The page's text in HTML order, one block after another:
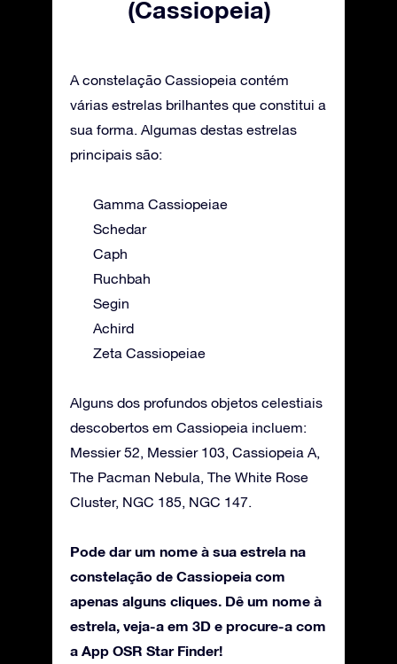
(Cassiopeia)
A constelação Cassiopeia contém
várias estrelas brilhantes que constitui a
sua forma. Algumas destas estrelas
principais são:
Gamma Cassiopeiae
Schedar
Caph
Ruchbah
Segin
Achird
Zeta Cassiopeiae
Alguns dos profundos objetos celestiais
descobertos em Cassiopeia incluem:
Messier 52, Messier 103, Cassiopeia A,
The Pacman Nebula, The White Rose
Cluster, NGC 185, NGC 147.
Pode dar um nome à sua estrela na
constelação de Cassiopeia com
apenas alguns cliques. Dê um nome à
estrela, veja-a em 3D e procure-a com
a App OSR Star Finder!